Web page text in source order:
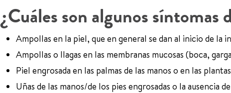
¿Cuáles son algunos síntomas
Ampollas en la piel, que en general se dan al inicio de la
Ampollas o llagas en las membranas mucosas (boca,
Piel engrosada en las palmas de las manos o en las
Uñas de las manos/de los pies engrosadas o la ausencia